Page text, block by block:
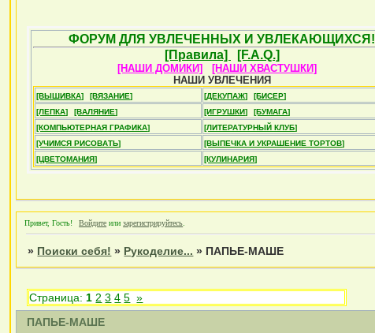
ФОРУМ ДЛЯ УВЛЕЧЕННЫХ И УВЛЕКАЮЩИХСЯ!
[Правила]
[F.A.Q.]
[НАШИ ДОМИКИ]
[НАШИ ХВАСТУШКИ]
НАШИ УВЛЕЧЕНИЯ
[ВЫШИВКА] [ВЯЗАНИЕ] [ДЕКУПАЖ]
[БИСЕР]
[ЛЕПКА]
[ВАЛЯНИЕ] [ИГРУШКИ]
[БУМАГА]
[КОМПЬЮТЕРНАЯ ГРАФИКА]
[ЛИТЕРАТУРНЫЙ КЛУБ]
[УЧИМСЯ РИСОВАТЬ]
[ВЫПЕЧКА И УКРАШЕНИЕ ТОРТОВ]
[ЦВЕТОМАНИЯ]
[КУЛИНАРИЯ]
Привет, Гость! Войдите илизарегистрируйтесь
» Поиски себя! » Рукоделие... » ПАПЬЕ-МАШЕ
ПАПЬЕ-МАШЕ
Страница: 1 2 3 4 5 »